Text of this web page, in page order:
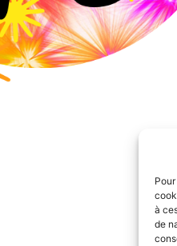
à
de